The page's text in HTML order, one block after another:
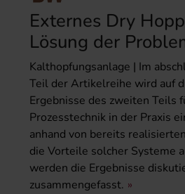
Externes Dry
Lösung der
Kalthopfungsanlage | Im
Teil der Artikelreihe wird auf
Ergebnisse des zweiten Teils
Prozesstechnik in der Praxis
anhand von bereits
die Vorteile solcher Systeme
werden die Ergebnisse
zusammengefasst.